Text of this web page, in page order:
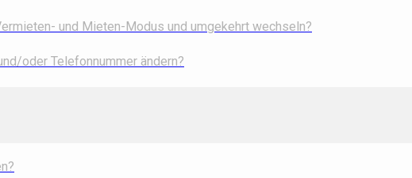
und Mieten-Modus und umgekehrt wechseln?
oder Telefonnummer ändern?